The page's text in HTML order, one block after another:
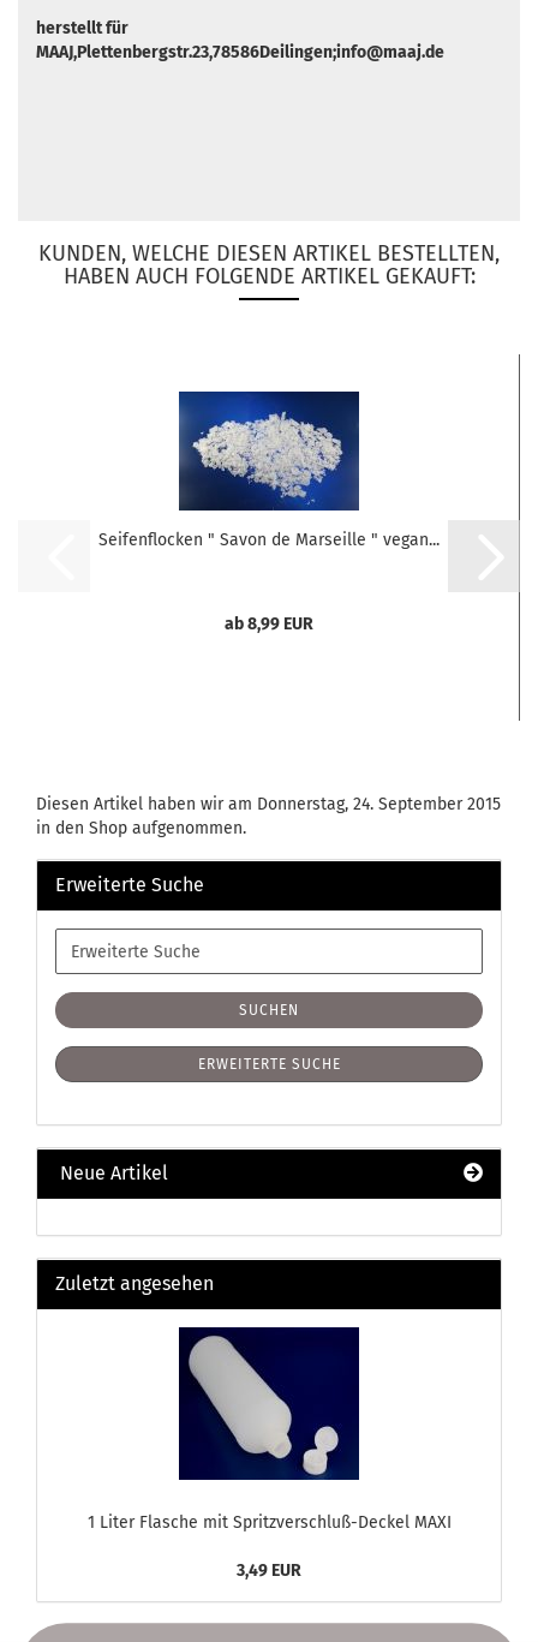
herstellt für
MAAJ,Plettenbergstr.23,78586Deilingen;info@maaj.de
KUNDEN, WELCHE DIESEN ARTIKEL BESTELLTEN,
HABEN AUCH FOLGENDE ARTIKEL GEKAUFT:
Seifenflocken " Savon de Marseille " vegan...
ab 8,99 EUR
Diesen Artikel haben wir am Donnerstag, 24. September 2015
in den Shop aufgenommen.
Erweiterte Suche
Erweiterte
Suche
SUCHEN
ERWEITERTE SUCHE
Neue Artikel
Zuletzt angesehen
1 Liter Flasche mit Spritzverschluß-Deckel MAXI
3,49 EUR